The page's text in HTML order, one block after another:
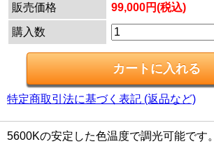
販売価格
99,000円(税込)
購入数
特定商取引法に基づく表記 (返品など)
5600Kの安定した色温度で調光可能です。